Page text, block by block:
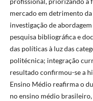
mercado em detrimento
investigação de
pesquisa bibliográfica e
das políticas à luz das
politécnica; integração
resultado confirmou-se a
Ensino Médio reafirma o
no ensino médio